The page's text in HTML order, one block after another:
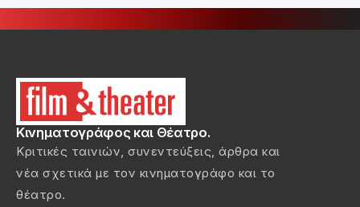
Κινηματογράφος και Θέατρο.
Κριτικές ταινιών, συνεντεύξεις, άρθρα και
νέα σχετικά με τον κινηματογράφο και το
θέατρο.